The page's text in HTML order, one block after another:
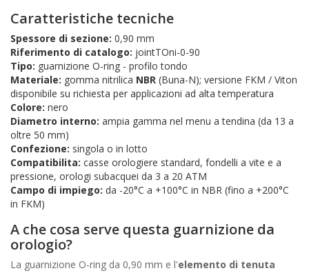
Caratteristiche tecniche
Spessore di sezione: 0,90 mm
Riferimento di catalogo: jointTOni-0-90
Tipo: guarnizione O-ring - profilo tondo
Materiale: gomma nitrilica NBR (Buna-N); versione FKM / Viton
disponibile su richiesta per applicazioni ad alta temperatura
Colore: nero
Diametro interno: ampia gamma nel menu a tendina (da 13 a
oltre 50 mm)
Confezione: singola o in lotto
Compatibilita: casse orologiere standard, fondelli a vite e a
pressione, orologi subacquei da 3 a 20 ATM
Campo di impiego: da -20°C a +100°C in NBR (fino a +200°C
in FKM)
A che cosa serve questa guarnizione da
orologio?
La guarnizione O-ring da 0,90 mm e l'elemento di tenuta